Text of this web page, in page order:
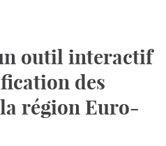
outil interactif
des
région Euro-